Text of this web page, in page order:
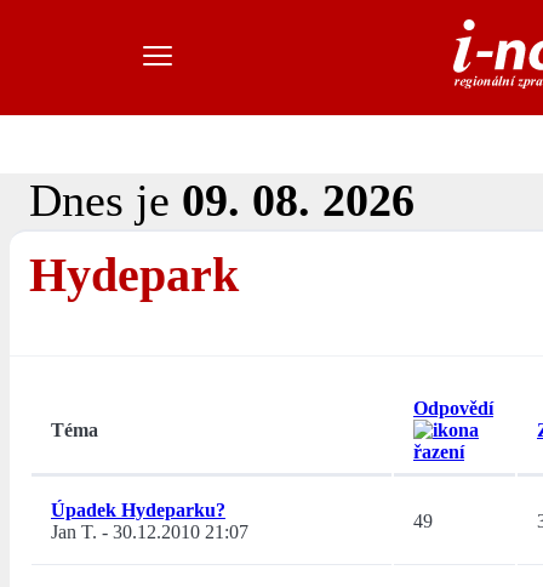
Dnes je 09. 08. 2026
Hydepark
Téma
Odpovědí
Úpadek Hydeparku?
Jan T. - 30.12.2010 21:07
49